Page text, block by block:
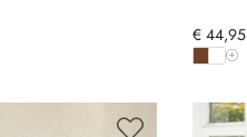
€ 44,95